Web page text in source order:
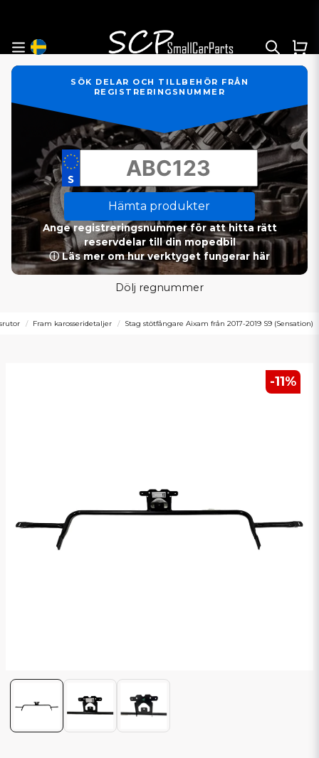
SÖK DELAR OCH TILLBEHÖR FRÅN
REGISTRERINGSNUMMER
Hämta produkter
Ange registreringsnummer för att hitta rätt
reservdelar till din mopedbil
ⓘ Läs mer om hur verktyget fungerar här
Dölj regnummer
Fram karosseridetaljer Stag stötfångare Aixam från 2017-2019 S9 (Sensation)
-11%